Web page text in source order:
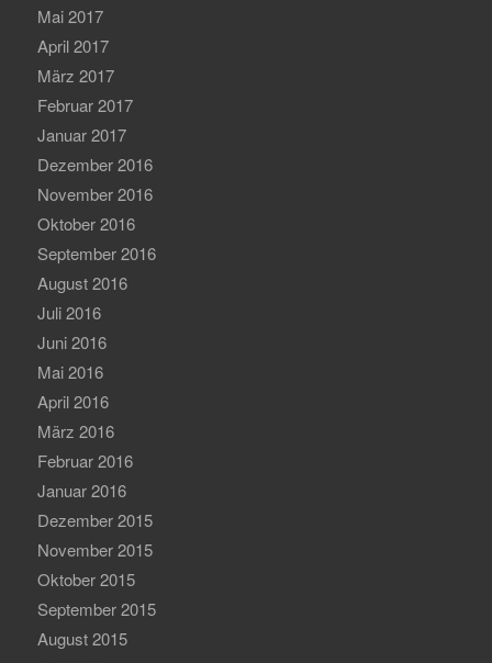
Mai 2017
April 2017
März 2017
Februar 2017
Januar 2017
Dezember 2016
November 2016
Oktober 2016
September 2016
August 2016
Juli 2016
Juni 2016
Mai 2016
April 2016
März 2016
Februar 2016
Januar 2016
Dezember 2015
November 2015
Oktober 2015
September 2015
August 2015